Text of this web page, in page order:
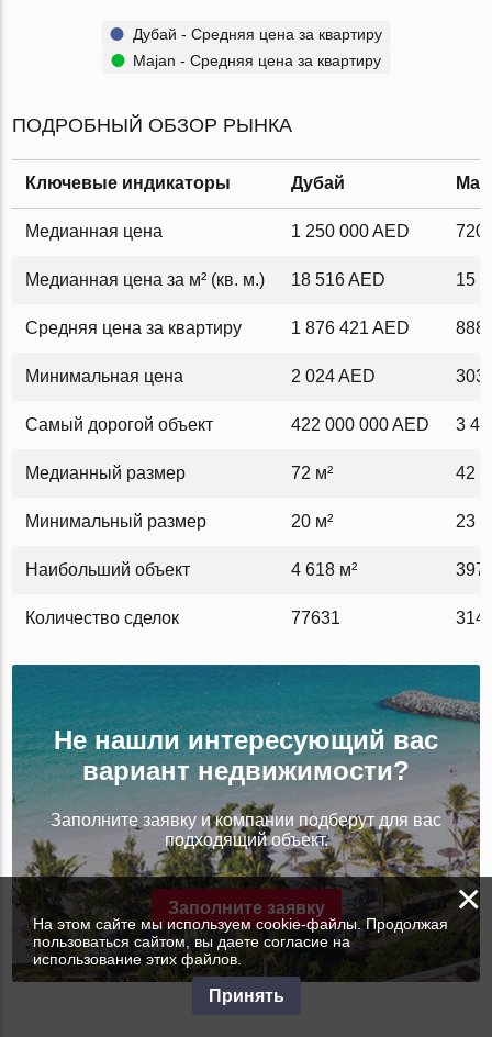
Дубай - Средняя цена за квартиру
Majan - Средняя цена за квартиру
ПОДРОБНЫЙ ОБЗОР РЫНКА
Ключевые индикаторы Дубай
Медианная цена 1 250 000 AED 720
Медианная цена за м² (кв. м.) 18 516 AED 15
Средняя цена за квартиру 1 876 421 AED 888
Минимальная цена 2 024 AED 303
Самый дорогой объект 422 000 000 AED 3
Медианный размер 72 м² 42
Минимальный размер 20 м² 23
Наибольший объект 4 618 м² 397
Количество сделок 77631
Не нашли интересующий вас
вариант недвижимости?
Заполните заявку и компании подберут для вас
подходящий объект.
Заполните заявку ×
На этом сайте мы используем cookie-файлы. Продолжая
пользоваться сайтом, вы даете согласие на
использование этих файлов.
Принять